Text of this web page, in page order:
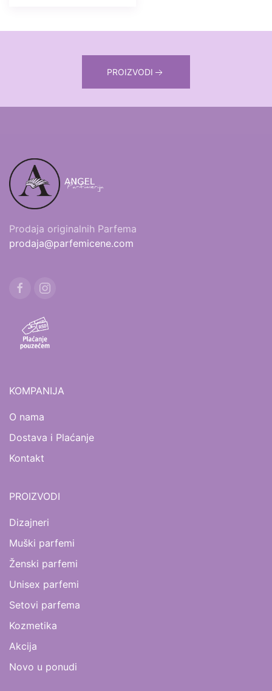
PROIZVODI
Prodaja originalnih Parfema
prodaja@parfemicene.com
KOMPANIJA
O nama
Dostava i Plaćanje
Kontakt
PROIZVODI
Dizajneri
Muški parfemi
Ženski parfemi
Unisex parfemi
Setovi parfema
Kozmetika
Akcija
Novo u ponudi